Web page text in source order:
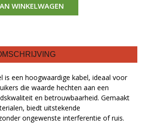
WINKELWAGEN
is een hoogwaardige kabel, ideaal voor
die waarde hechten aan een
en betrouwbaarheid. Gemaakt
biedt uitstekende
ongewenste interferentie of ruis.